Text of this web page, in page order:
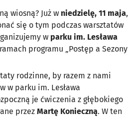
wiosną? Już w niedzielę, 11 maja,
się o tym podczas warsztatów
w parku im. Lesława
programu „Postęp a Sezony
rodzinne, by razem z nami
w parku im. Lesława
je ćwiczenia z głębokiego
przez Martę Konieczną. W ten